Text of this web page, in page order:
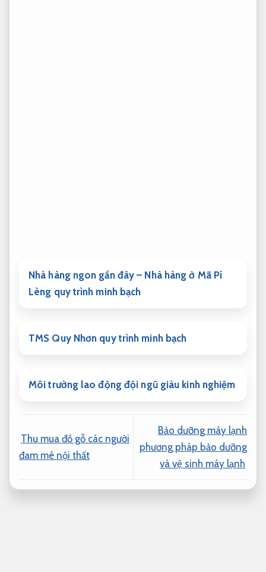
Nhà hàng ngon gần đây – Nhà hàng ở Mã Pí
Lèng quy trình minh bạch
TMS Quy Nhơn quy trình minh bạch
Môi trường lao động đội ngũ giàu kinh nghiệm
Thu mua đồ gỗ các người
đam mê nội thất
Bảo dưỡng máy lạnh
phương pháp bảo dưỡng
và vệ sinh máy lạnh